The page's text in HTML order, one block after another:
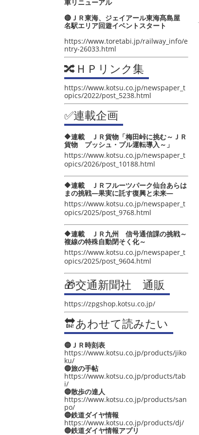
車リニューアル
🔴ＪＲ東海、ジェイアール東海髙島屋
名駅エリア回遊イベントスタート
https://www.toretabi.jp/railway_info/e
ntry-26033.html
🔀ＨＰリンク集
https://www.kotsu.co.jp/newspaper_t
opics/2022/post_5238.html
✅連載企画
🔶連載 ＪＲ貨物「梅田峠に挑む～ＪＲ
貨物 プッシュ・プル運転導入～」
https://www.kotsu.co.jp/newspaper_t
opics/2026/post_10188.html
🔶連載 ＪＲフルーツパーク仙台あらは
まの挑戦―果実に託す復興と未来―
https://www.kotsu.co.jp/newspaper_t
opics/2025/post_9768.html
🔶連載 ＪＲ九州 信号通信課の挑戦～
複線の特殊自動閉そく化～
https://www.kotsu.co.jp/newspaper_t
opics/2025/post_9604.html
🎁交通新聞社 通販
https://zpgshop.kotsu.co.jp/
🔛あわせて読みたい
🔵ＪＲ時刻表
https://www.kotsu.co.jp/products/jiko
ku/
🔵旅の手帖
https://www.kotsu.co.jp/products/tab
i/
🔵散歩の達人
https://www.kotsu.co.jp/products/san
po/
🔵鉄道ダイヤ情報
https://www.kotsu.co.jp/products/dj/
🔵鉄道ダイヤ情報アプリ